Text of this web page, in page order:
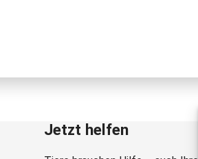
Jetzt helfen